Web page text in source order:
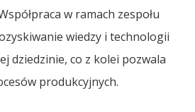
w ramach zespołu
wiedzy i technologii
dziedzinie, co z kolei pozwala
produkcyjnych.